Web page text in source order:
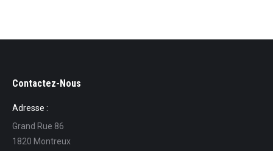
Contactez-Nous
Adresse :
Grand Rue 86
1820 Montreux